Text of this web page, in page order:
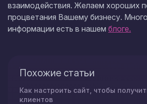
взаимодействия. Желаем хороших
процветания Вашему бизнесу.
информации есть в нашем блоге.
Похожие статьи
Как настроить сайт, чтобы
клиентов